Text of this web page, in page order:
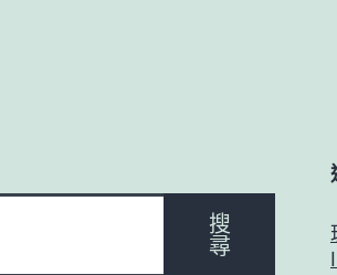
搜
尋